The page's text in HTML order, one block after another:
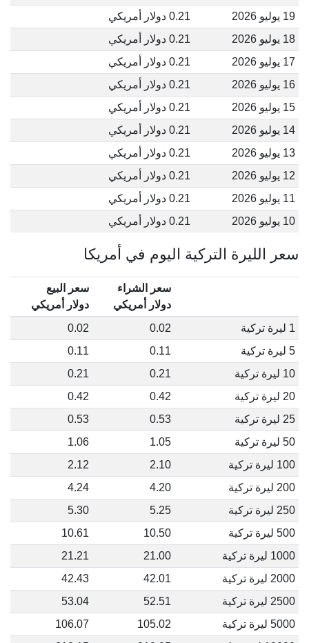
19 يوليو 2026
0.21 دولار أمريكي
18 يوليو 2026
0.21 دولار أمريكي
17 يوليو 2026
0.21 دولار أمريكي
16 يوليو 2026
0.21 دولار أمريكي
15 يوليو 2026
0.21 دولار أمريكي
14 يوليو 2026
0.21 دولار أمريكي
13 يوليو 2026
0.21 دولار أمريكي
12 يوليو 2026
0.21 دولار أمريكي
11 يوليو 2026
0.21 دولار أمريكي
10 يوليو 2026
0.21 دولار أمريكي
سعر الليرة التركية اليوم في أمريكا
سعر الشراء
دولار أمريكي
سعر البيع
دولار أمريكي
1 ليرة تركية
0.02
0.02
5 ليرة تركية
0.11
0.11
10 ليرة تركية
0.21
0.21
20 ليرة تركية
0.42
0.42
25 ليرة تركية
0.53
0.53
50 ليرة تركية
1.05
1.06
100 ليرة تركية
2.10
2.12
200 ليرة تركية
4.20
4.24
250 ليرة تركية
5.25
5.30
500 ليرة تركية
10.50
10.61
1000 ليرة تركية
21.00
21.21
2000 ليرة تركية
42.01
42.43
2500 ليرة تركية
52.51
53.04
5000 ليرة تركية
105.02
106.07